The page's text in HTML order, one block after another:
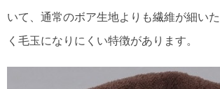
いて、通常のボア生地よりも繊維が細い
く毛玉になりにくい特徴があります。